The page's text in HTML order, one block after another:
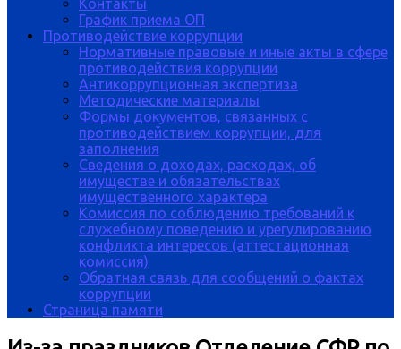
Контакты
График приема ОП
Противодействие коррупции
Нормативные правовые и иные акты в сфере
противодействия коррупции
Антикоррупционная экспертиза
Методические материалы
Формы документов, связанных с
противодействием коррупции, для
заполнения
Сведения о доходах, расходах, об
имуществе и обязательствах
имущественного характера
Комиссия по соблюдению требований к
служебному поведению и урегулированию
конфликта интересов (аттестационная
комиссия)
Обратная связь для сообщений о фактах
коррупции
Страница памяти